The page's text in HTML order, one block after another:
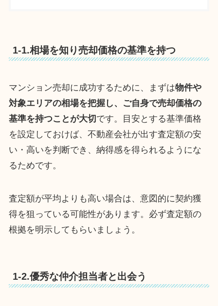
1-1.相場を知り売却価格の基準を持つ
マンション売却に成功するために、まずは物件や
対象エリアの相場を把握し、ご自身で売却価格の
基準を持つことが大切 です。目安とする基準価格
を設定しておけば、不動産会社が出す査定額の安
い・高いを判断でき、納得感を得られるようにな
るためです。
査定額が平均よりも高い場合は、意図的に契約獲
得を狙っている可能性があります。必ず査定額の
根拠を明示してもらいましょう。
1-2.優秀な仲介担当者と出会う